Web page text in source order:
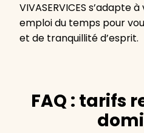
VIVASERVICES s’adapte
emploi du temps pour
et de tranquillité d’esprit.
FAQ : tarifs